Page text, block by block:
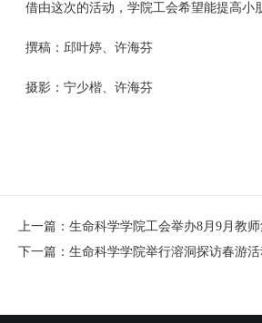
借由这次的活动，学院工会希望能提高
撰稿：邱叶婷、许海芬
摄影：宁少楷、许海芬
上一篇：生命科学学院工会举办8月9月教
下一篇：生命科学学院举行溶洞探访春游活